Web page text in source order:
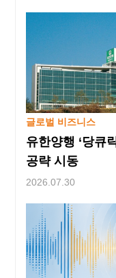
글로벌 비즈니스
유한양행 ‘당큐
공략 시동
2026.07.30